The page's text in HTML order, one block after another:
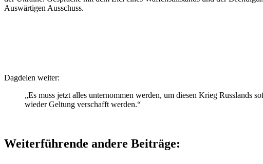
Auswärtigen Ausschuss.
Dagdelen weiter:
„Es muss jetzt alles unternommen werden, um diesen Krieg Russlands
wieder Geltung verschafft werden.“
Weiterführende andere Beiträge: